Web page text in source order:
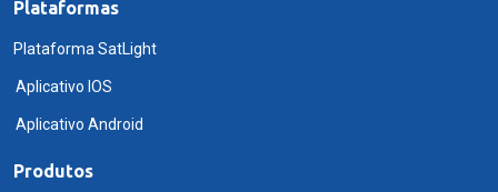
Plataformas
Plataforma SatLight
Aplicativo IOS
Aplicativo Android
Produtos